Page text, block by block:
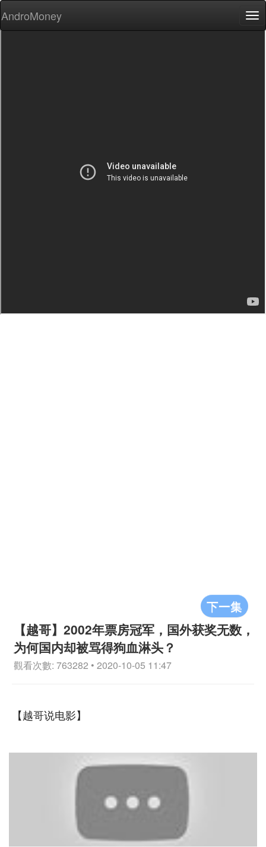
AndroMoney
下一集
【越哥】2002年票房冠军，国外获奖无数，
为何国内却被骂得狗血淋头？
觀看次數: 763282 • 2020-10-05 11:47
【越哥说电影】